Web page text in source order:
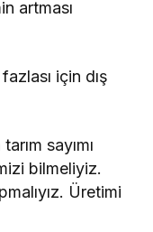
artması
için dış
sayımı
bilmeliyiz.
Üretimi